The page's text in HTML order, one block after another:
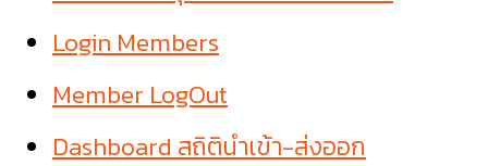
Login Members
Member LogOut
Dashboard สถิตินำเข้า-ส่งออก